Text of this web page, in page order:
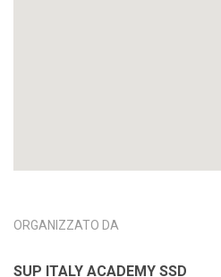
ORGANIZZATO DA
SUP ITALY ACADEMY SSD